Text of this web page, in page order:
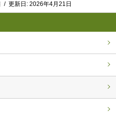
/ 更新日: 2026年4月21日